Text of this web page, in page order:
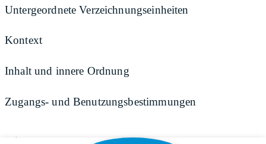
Untergeordnete Verzeichnungseinheiten
Kontext
Inhalt und innere Ordnung
Zugangs- und Benutzungsbestimmungen
Teilen